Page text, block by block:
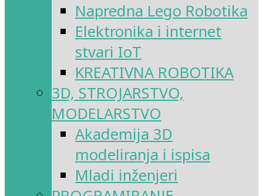
Napredna Lego Robotika
Elektronika i internet
stvari IoT
KREATIVNA ROBOTIKA
3D, STROJARSTVO,
MODELARSTVO
Akademija 3D
modeliranja i ispisa
Mladi inženjeri